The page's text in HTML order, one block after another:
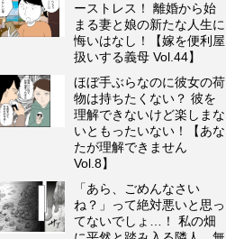
ーストレス！ 離婚から始
まる妻と娘の新たな人生に
悔いはなし！【嫁を便利屋
扱いする義母 Vol.44】
ほぼ手ぶらなのに彼女の荷
物は持ちたくない？ 彼を
理解できないけど楽しまな
いともったいない！【あな
たが理解できません
Vol.8】
「あら、ごめんなさい
ね？」って絶対悪いと思っ
てないでしょ…！ 私の畑